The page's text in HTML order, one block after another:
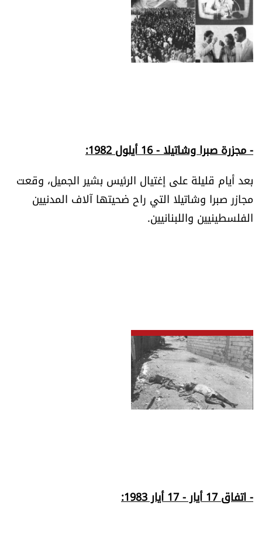
- مجزرة صبرا وشاتيلا - 16 أيلول 1982:
بعد أيام قليلة على إغتيال الرئيس بشير الجميل، وقعت
مجازر صبرا وشاتيلا التي راح ضحيتها آلاف المدنيين
الفلسطينيين واللبنانيين.
- اتفاق 17 أيار - 17 أيار 1983: